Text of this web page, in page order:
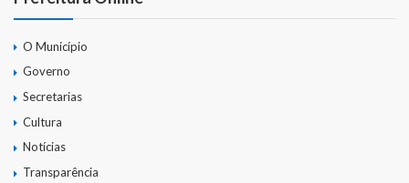
O Município
Governo
Secretarias
Cultura
Notícias
Transparência